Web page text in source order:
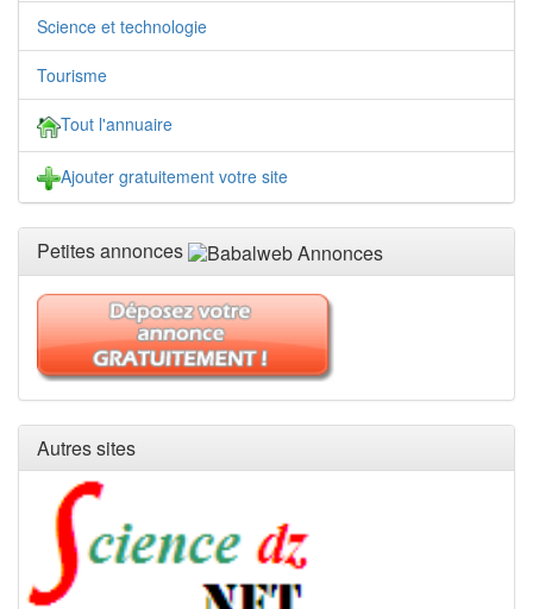
Science et technologie
Tourisme
Tout l'annuaire
Ajouter gratuitement votre site
Petites annonces
Autres sites